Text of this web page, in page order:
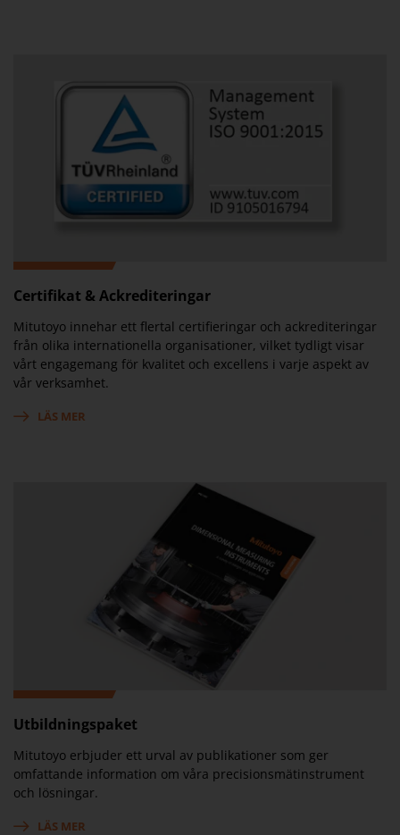
Certifikat & Ackrediteringar
Mitutoyo innehar ett flertal certifieringar och ackrediteringar
från olika internationella organisationer, vilket tydligt visar
vårt engagemang för kvalitet och excellens i varje aspekt av
vår verksamhet.
LÄS MER
Utbildningspaket
Mitutoyo erbjuder ett urval av publikationer som ger
omfattande information om våra precisionsmätinstrument
och lösningar.
LÄS MER